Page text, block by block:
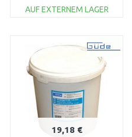
AUF EXTERNEM LAGER
19,18 €